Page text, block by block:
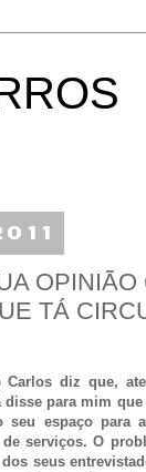
OPINIÃO
TÁ
diz que,
para mim
espaço para
serviços. O
seus